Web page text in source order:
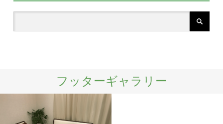
フッターギャラリー